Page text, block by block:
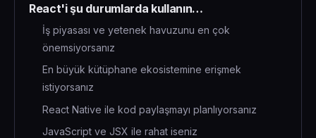
React'i şu durumlarda kullanın…
İş piyasası ve yetenek havuzunu en çok
önemsiyorsanız
En büyük kütüphane ekosistemine erişmek
istiyorsanız
React Native ile kod paylaşmayı planlıyorsanız
JavaScript ve JSX ile rahat iseniz